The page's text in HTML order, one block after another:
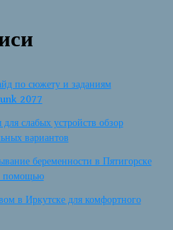
по сюжету и заданиям
2077
слабых устройств обзор
вариантов
беременности в Пятигорске
помощью
в Иркутске для комфортного